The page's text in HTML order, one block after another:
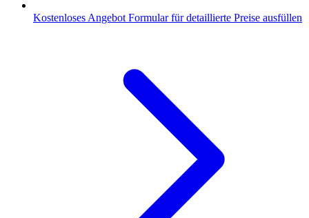
Kostenloses Angebot Formular für detaillierte Preise ausfüllen